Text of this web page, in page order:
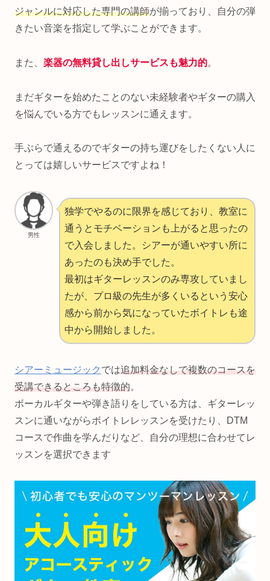
ジャンルに対応した専門の講師が揃っており、自分の弾
きたい音楽を指定して学ぶことができます。
また、 楽器の無料貸し出しサービスも魅力的。
まだギターを始めたことのない未経験者やギターの購入
を悩んでいる方でもレッスンに通えます。
手ぶらで通えるのでギターの持ち運びをしたくない人に
とっては嬉しいサービスですよね！
男性
独学でやるのに限界を感じており、教室に
通うとモチベーションも上がると思ったの
で入会しました。シアーが通いやすい所に
あったのも決め手でした。
最初はギターレッスンのみ専攻していまし
たが、プロ級の先生が多くいるという安心
感から前から気になっていたボイトレも途
中から開始しました。
シアーミュージック では追加料金なしで複数のコースを
受講できるところも特徴的。
ボーカルギターや弾き語りをしている方は、ギターレッ
スンに通いながらボイトレレッスンを受けたり、DTM
コースで作曲を学んだりなど、自分の理想に合わせてレ
ッスンを選択できます